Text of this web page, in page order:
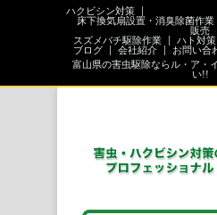
ハクビシン対策
床下換気扇設置・消臭除菌作
販売
スズメバチ駆除作業
ハト対策
ブログ
会社紹介
お問い合
富山県の害虫駆除ならル・ア・
い!!